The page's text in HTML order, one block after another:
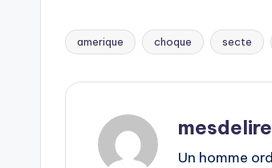
Tags:
amerique choque secte
Un homme